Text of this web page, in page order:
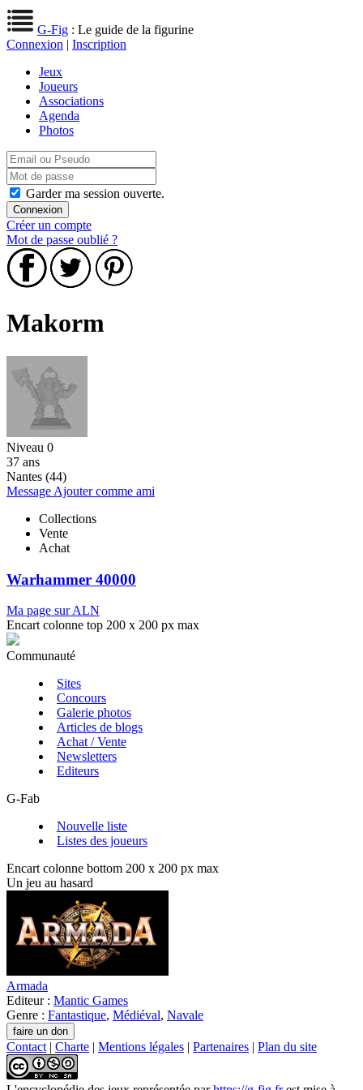
G-Fig : Le guide de la figurine
Connexion | Inscription
Jeux
Joueurs
Associations
Agenda
Photos
Garder ma session ouverte.
Créer un compte
Mot de passe oublié ?
Makorm
Niveau 0
37 ans
Nantes (44)
Message Ajouter comme ami
Collections
Vente
Achat
Warhammer 40000
Ma page sur ALN
Encart colonne top 200 x 200 px max
Communauté
Sites
Concours
Galerie photos
Articles de blogs
Achat / Vente
Newsletters
Editeurs
G-Fab
Nouvelle liste
Listes des joueurs
Encart colonne bottom 200 x 200 px max
Un jeu au hasard
Armada
Editeur : Mantic Games
Genre : Fantastique, Médiéval, Navale
Contact | Charte | Mentions légales | Partenaires | Plan du site